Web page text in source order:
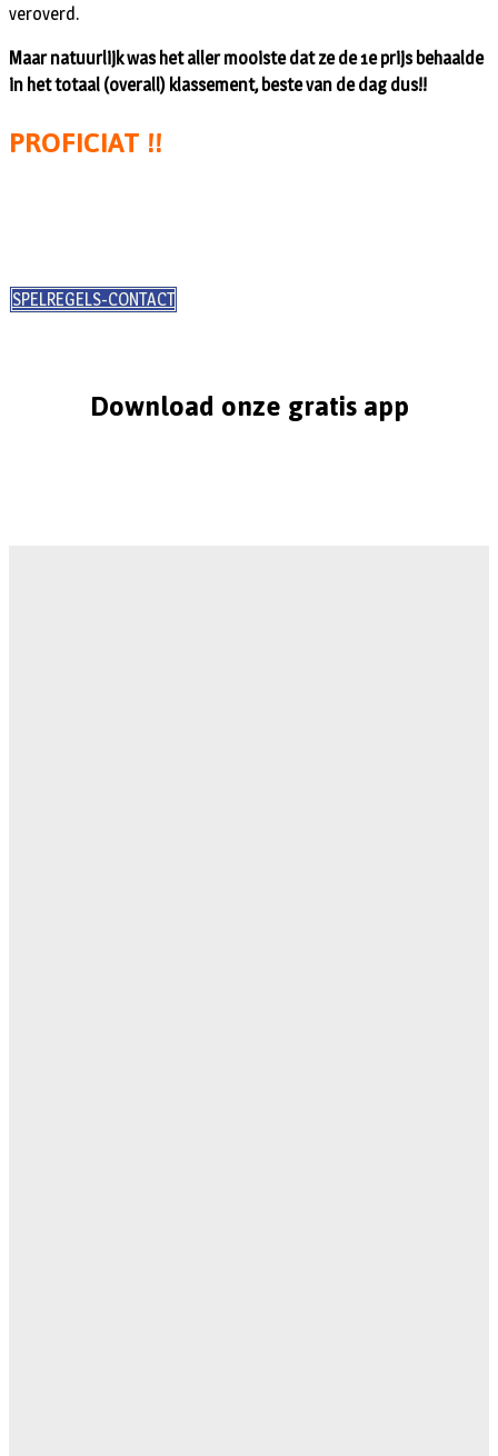
veroverd.
Maar natuurlijk was het aller mooiste dat ze de 1e prijs behaalde
in het totaal (overall) klassement, beste van de dag dus!!
PROFICIAT !!
SPELREGELS-CONTACT
Download onze gratis app